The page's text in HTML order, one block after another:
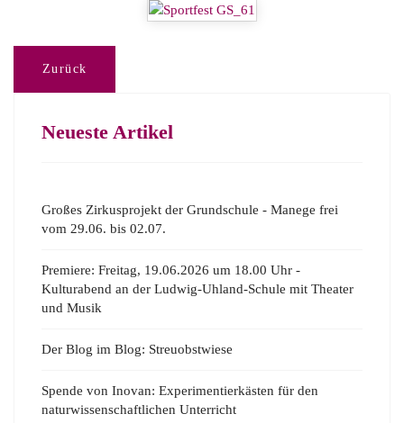
Zurück
Neueste Artikel
Großes Zirkusprojekt der Grundschule - Manege frei
vom 29.06. bis 02.07.
Premiere: Freitag, 19.06.2026 um 18.00 Uhr -
Kulturabend an der Ludwig-Uhland-Schule mit Theater
und Musik
Der Blog im Blog: Streuobstwiese
Spende von Inovan: Experimentierkästen für den
naturwissenschaftlichen Unterricht